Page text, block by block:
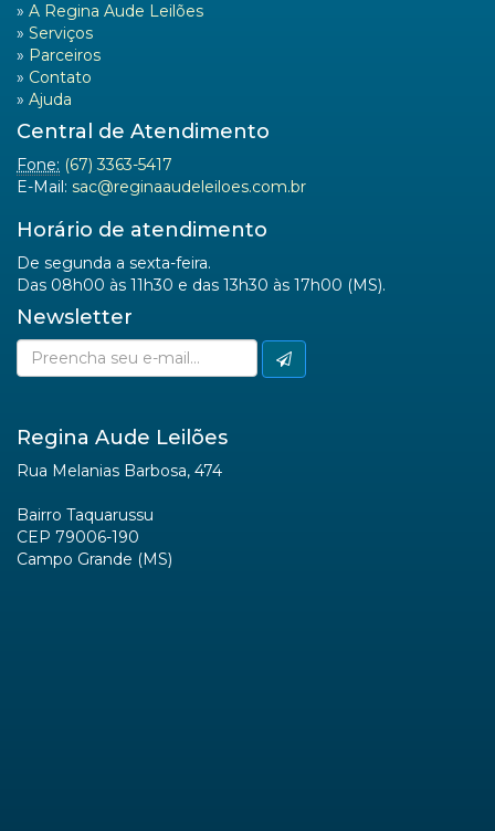
» A Regina Aude Leilões
» Serviços
» Parceiros
» Contato
» Ajuda
Central de Atendimento
Fone: (67) 3363-5417
E-Mail: sac@reginaaudeleiloes.com.br
Horário de atendimento
De segunda a sexta-feira.
Das 08h00 às 11h30 e das 13h30 às 17h00 (MS).
Newsletter
Regina Aude Leilões
Rua Melanias Barbosa, 474
Bairro Taquarussu
CEP 79006-190
Campo Grande (MS)